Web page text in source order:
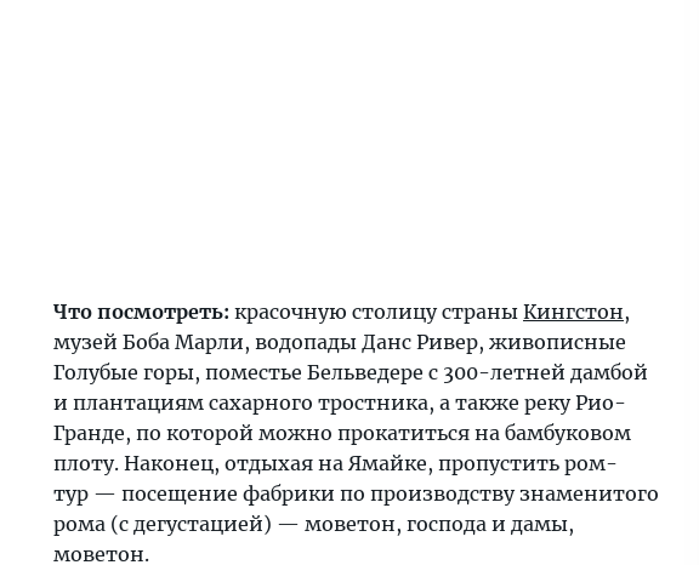
Что посмотреть: красочную столицу страны Кингстон,
музей Боба Марли, водопады Данс Ривер, живописные
Голубые горы, поместье Бельведере с 300-летней дамбой
и плантациям сахарного тростника, а также реку Рио-
Гранде, по которой можно прокатиться на бамбуковом
плоту. Наконец, отдыхая на Ямайке, пропустить ром-
тур — посещение фабрики по производству знаменитого
рома (с дегустацией) — моветон, господа и дамы,
моветон.